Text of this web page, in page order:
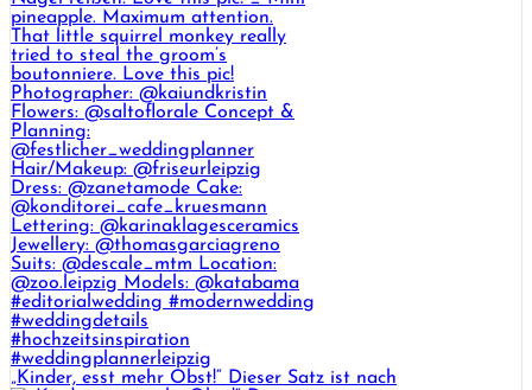
„Kinder, esst mehr Obst!“ Dieser Satz ist nach